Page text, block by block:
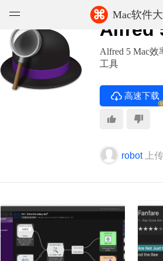
⌘ Mac软件
游戏
Alfred
Alfred 5 Mac
工具
高速下载
robot 上